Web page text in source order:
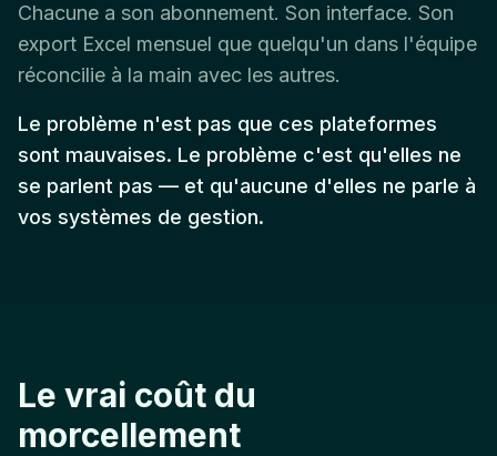
Chacune a son abonnement. Son interface. Son
export Excel mensuel que quelqu'un dans l'équipe
réconcilie à la main avec les autres.
Le problème n'est pas que ces plateformes
sont mauvaises. Le problème c'est qu'elles ne
se parlent pas — et qu'aucune d'elles ne parle à
vos systèmes de gestion.
Le vrai coût du
morcellement